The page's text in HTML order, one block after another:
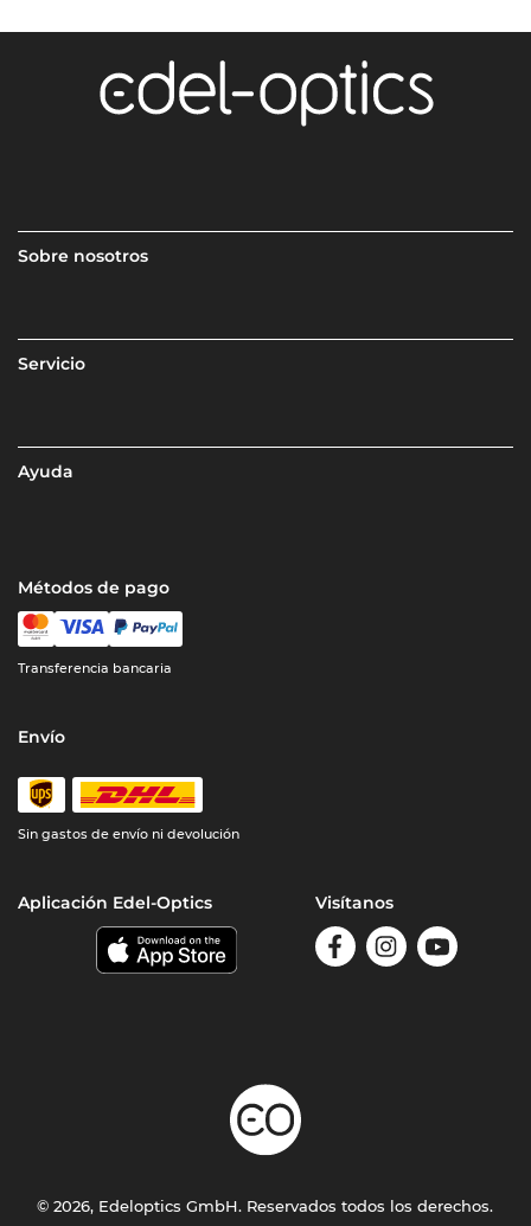
Sobre nosotros
Servicio
Ayuda
Métodos de pago
Transferencia bancaria
Envío
Sin gastos de envío ni devolución
Aplicación Edel-Optics Visítanos
© 2026, Edeloptics GmbH. Reservados todos los derechos.